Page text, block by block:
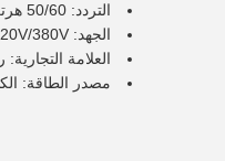
التردد: 50/60 هرتز
الجهد: 220V/380V
العلامة
مصدر الطاقة: